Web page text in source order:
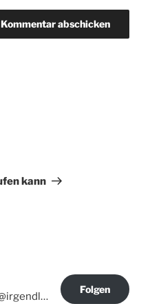
kann
@irgendlink.de@irgendlink.de
Folgen